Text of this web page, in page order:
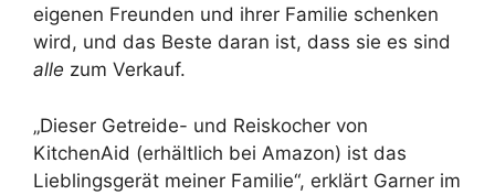
eigenen Freunden und ihrer Familie schenken
wird, und das Beste daran ist, dass sie es sind
alle zum Verkauf.
„Dieser Getreide- und Reiskocher von
KitchenAid (erhältlich bei Amazon) ist das
Lieblingsgerät meiner Familie“, erklärt Garner im